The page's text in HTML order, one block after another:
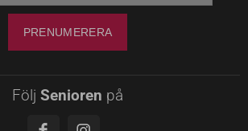
Följ Senioren på